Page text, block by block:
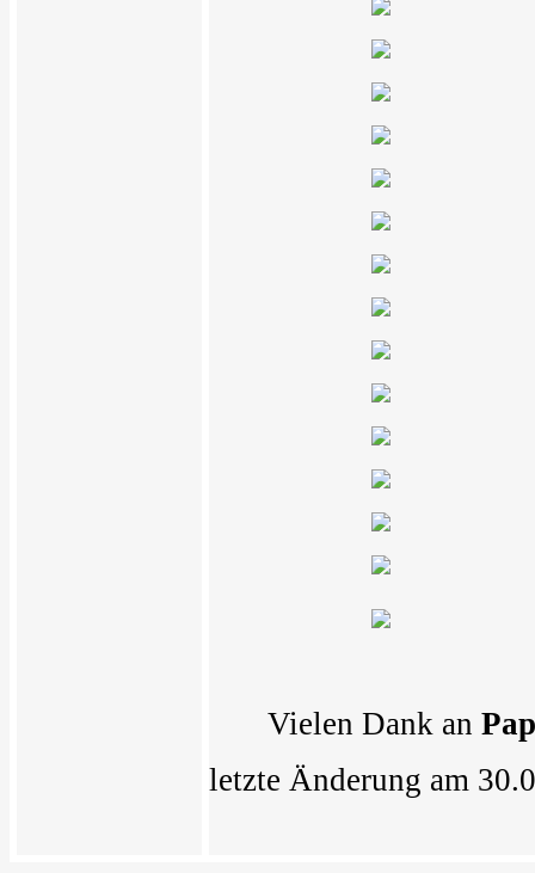
Vielen Dank an
letzte Änderung am